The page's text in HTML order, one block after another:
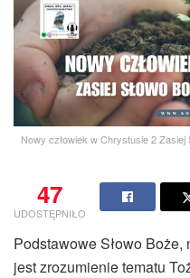
Nowy człowiek w Chrystusie 2
47
UDOSTĘPNIŁO
Podstawowe Słowo
jest zrozumienie tematu